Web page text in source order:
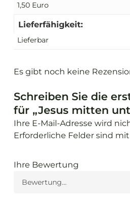
1,50 Euro
Lieferfähigkeit:
Lieferbar
Es gibt noch keine
Schreiben Sie die
für „Jesus mitten
Ihre E-Mail-Adresse wird
Erforderliche Felder sind mit
Ihre Bewertung